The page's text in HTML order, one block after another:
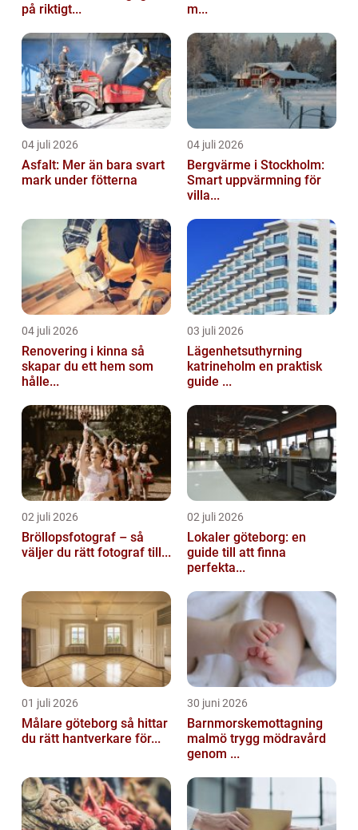
på riktigt...
m...
04 juli 2026
Asfalt: Mer än bara svart
mark under fötterna
04 juli 2026
Bergvärme i Stockholm:
Smart uppvärmning för
villa...
04 juli 2026
Renovering i kinna så
skapar du ett hem som
hålle...
03 juli 2026
Lägenhetsuthyrning
katrineholm en praktisk
guide ...
02 juli 2026
Bröllopsfotograf – så
väljer du rätt fotograf till...
02 juli 2026
Lokaler göteborg: en
guide till att finna
perfekta...
01 juli 2026
Målare göteborg så hittar
du rätt hantverkare för...
30 juni 2026
Barnmorskemottagning
malmö trygg mödravård
genom ...